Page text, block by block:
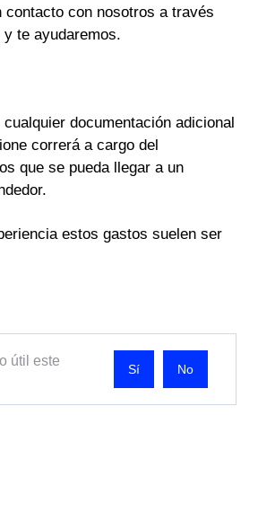
contacto con nosotros a través
te ayudaremos.
cualquier documentación adicional
correrá a cargo del
que se pueda llegar a un
estos gastos suelen ser
útil este
No